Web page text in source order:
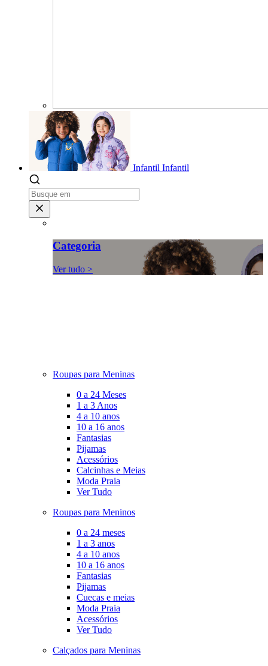
Infantil Infantil
Categoria
Ver tudo >
Roupas para Meninas
0 a 24 Meses
1 a 3 Anos
4 a 10 anos
10 a 16 anos
Fantasias
Pijamas
Acessórios
Calcinhas e Meias
Moda Praia
Ver Tudo
Roupas para Meninos
0 a 24 meses
1 a 3 anos
4 a 10 anos
10 a 16 anos
Fantasias
Pijamas
Cuecas e meias
Moda Praia
Acessórios
Ver Tudo
Calçados para Meninas